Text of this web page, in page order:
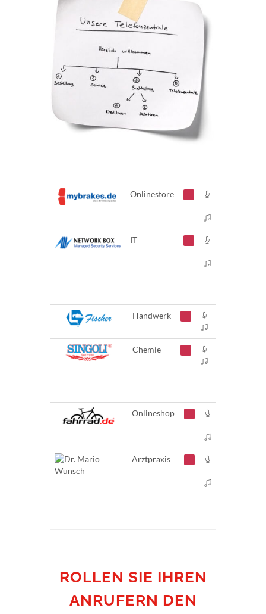
Onlinestore
IT
Handwerk
Chemie
Onlineshop
Arztpraxis
ROLLEN SIE IHREN
ANRUFERN DEN